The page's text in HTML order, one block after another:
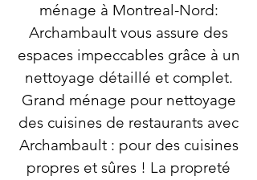
ménage à Montreal-Nord:
Archambault vous assure des
espaces impeccables grâce à un
nettoyage détaillé et complet.
Grand ménage pour nettoyage
des cuisines de restaurants avec
Archambault : pour des cuisines
propres et sûres ! La propreté